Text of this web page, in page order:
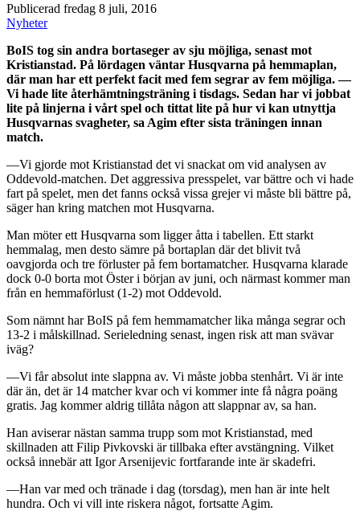
Publicerad fredag 8 juli, 2016
Nyheter
BoIS tog sin andra bortaseger av sju möjliga, senast mot
Kristianstad. På lördagen väntar Husqvarna på hemmaplan,
där man har ett perfekt facit med fem segrar av fem möjliga. —
Vi hade lite återhämtningsträning i tisdags. Sedan har vi jobbat
lite på linjerna i vårt spel och tittat lite på hur vi kan utnyttja
Husqvarnas svagheter, sa Agim efter sista träningen innan
match.
—Vi gjorde mot Kristianstad det vi snackat om vid analysen av
Oddevold-matchen. Det aggressiva presspelet, var bättre och vi hade
fart på spelet, men det fanns också vissa grejer vi måste bli bättre på,
säger han kring matchen mot Husqvarna.
Man möter ett Husqvarna som ligger åtta i tabellen. Ett starkt
hemmalag, men desto sämre på bortaplan där det blivit två
oavgjorda och tre förluster på fem bortamatcher. Husqvarna klarade
dock 0-0 borta mot Öster i början av juni, och närmast kommer man
från en hemmaförlust (1-2) mot Oddevold.
Som nämnt har BoIS på fem hemmamatcher lika många segrar och
13-2 i målskillnad. Serieledning senast, ingen risk att man svävar
iväg?
—Vi får absolut inte slappna av. Vi måste jobba stenhårt. Vi är inte
där än, det är 14 matcher kvar och vi kommer inte få några poäng
gratis. Jag kommer aldrig tillåta någon att slappnar av, sa han.
Han aviserar nästan samma trupp som mot Kristianstad, med
skillnaden att Filip Pivkovski är tillbaka efter avstängning. Vilket
också innebär att Igor Arsenijevic fortfarande inte är skadefri.
—Han var med och tränade i dag (torsdag), men han är inte helt
hundra. Och vi vill inte riskera något, fortsatte Agim.